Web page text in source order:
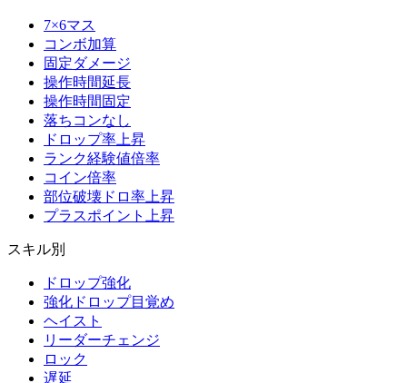
7×6マス
コンボ加算
固定ダメージ
操作時間延長
操作時間固定
落ちコンなし
ドロップ率上昇
ランク経験値倍率
コイン倍率
部位破壊ドロ率上昇
プラスポイント上昇
スキル別
ドロップ強化
強化ドロップ目覚め
ヘイスト
リーダーチェンジ
ロック
遅延